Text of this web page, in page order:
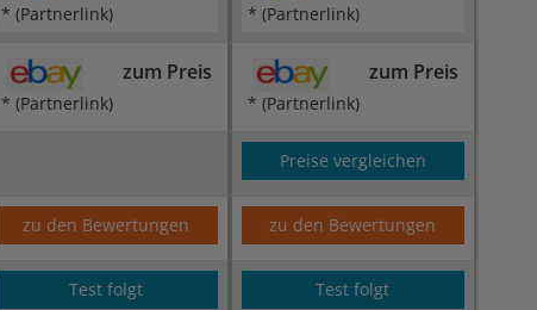
* (Partnerlink) * (Partnerlink)
zum Preis
* (Partnerlink)
zum Preis
* (Partnerlink)
Preise vergleichen
zu den Bewertungen zu den Bewertungen
Test folgt Test folgt